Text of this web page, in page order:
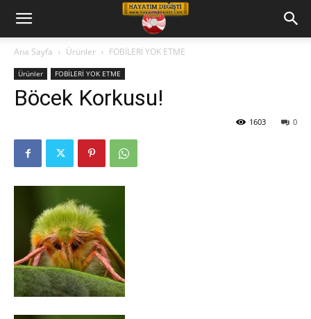
Hayatım
Değişti
Telkin
Ana Sayfa Ürünler FOBİLERİ YOK ETME
Ürünler FOBİLERİ YOK ETME
Böcek Korkusu!
0
1603